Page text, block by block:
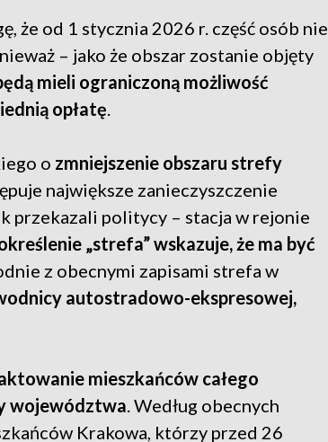
że od 1 stycznia 2026 r. część osób nie
– jako że obszar zostanie objęty
mieli ograniczoną możliwość
opłatę
o zmniejszenie obszaru strefy
największe zanieczyszczenie
przekazali politycy – stacja w rejonie
„strefa” wskazuje, że ma być
z obecnymi zapisami strefa w
autostradowo-ekspresowej,
mieszkańców całego
województwa . Według obecnych
Krakowa, którzy przed 26